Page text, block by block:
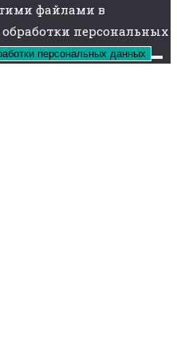
файлами в
персональных
персональных данных